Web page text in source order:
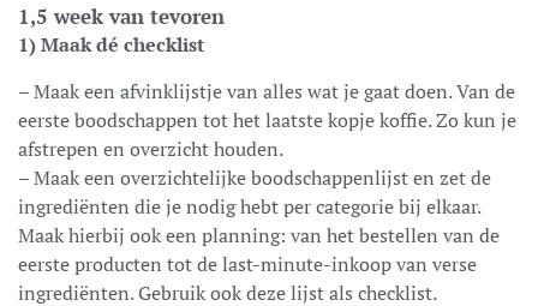
1,5 week van tevoren
1) Maak dé checklist
– Maak een afvinklijstje van alles wat je gaat doen. Van de
eerste boodschappen tot het laatste kopje koffie. Zo kun je
afstrepen en overzicht houden.
– Maak een overzichtelijke boodschappenlijst en zet de
ingrediënten die je nodig hebt per categorie bij elkaar.
Maak hierbij ook een planning: van het bestellen van de
eerste producten tot de last-minute-inkoop van verse
ingrediënten. Gebruik ook deze lijst als checklist.